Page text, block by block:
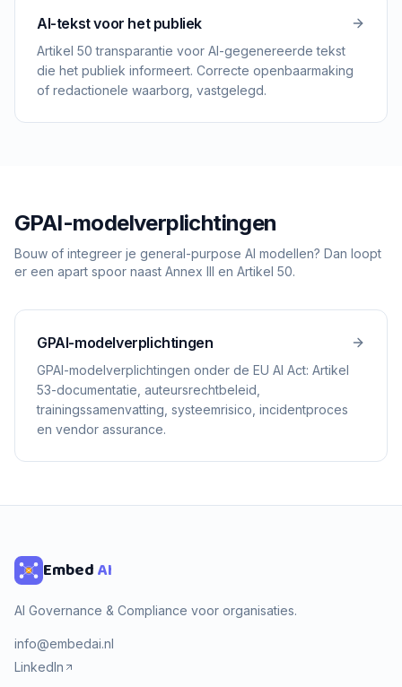
AI-tekst voor het publiek
Artikel 50 transparantie voor AI-gegenereerde tekst
die het publiek informeert. Correcte openbaarmaking
of redactionele waarborg, vastgelegd.
GPAI-modelverplichtingen
Bouw of integreer je general-purpose AI modellen? Dan loopt
er een apart spoor naast Annex III en Artikel 50.
GPAI-modelverplichtingen
GPAI-modelverplichtingen onder de EU AI Act: Artikel
53-documentatie, auteursrechtbeleid,
trainingssamenvatting, systeemrisico, incidentproces
en vendor assurance.
EmbedAI
AI Governance & Compliance voor organisaties.
info@embedai.nl
LinkedIn